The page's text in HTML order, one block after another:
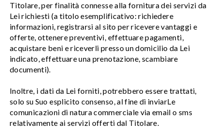
Titolare, per finalità connesse alla fornitura dei servizi da
Lei richiesti (a titolo esemplificativo: richiedere
informazioni, registrarsi al sito per ricevere vantaggi e
offerte, ottenere preventivi, effettuare pagamenti,
acquistare beni e riceverli presso un domicilio da Lei
indicato, effettuare una prenotazione, scambiare
documenti).
Inoltre, i dati da Lei forniti, potrebbero essere trattati,
solo su Suo esplicito consenso, al fine di inviarLe
comunicazioni di natura commerciale via email o sms
relativamente ai servizi offerti dal Titolare.